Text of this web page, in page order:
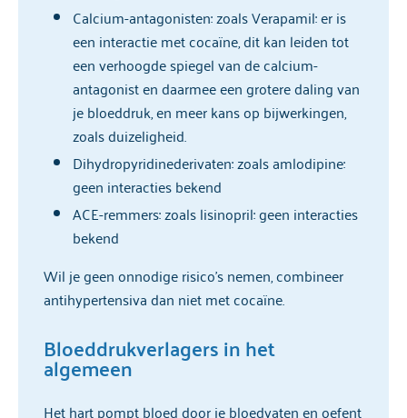
Calcium-antagonisten: zoals Verapamil: er is
een interactie met cocaïne, dit kan leiden tot
een verhoogde spiegel van de calcium-
antagonist en daarmee een grotere daling van
je bloeddruk, en meer kans op bijwerkingen,
zoals duizeligheid.
Dihydropyridinederivaten: zoals amlodipine:
geen interacties bekend
ACE-remmers: zoals lisinopril: geen interacties
bekend
Wil je geen onnodige risico’s nemen, combineer
antihypertensiva dan niet met cocaïne.
Bloeddrukverlagers in het
algemeen
Het hart pompt bloed door je bloedvaten en oefent